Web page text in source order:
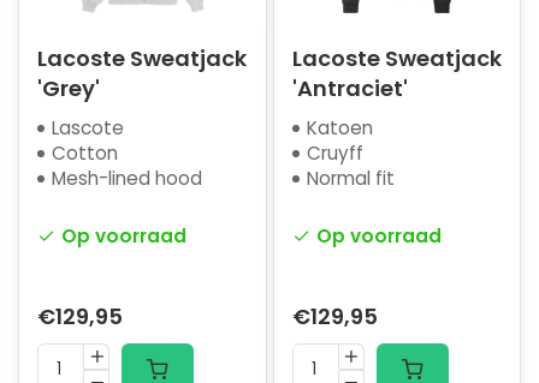
Lacoste Sweatjack
'Grey'
Lascote
Cotton
Mesh-lined hood
Op voorraad
€129,95
Lacoste Sweatjack
'Antraciet'
Katoen
Cruyff
Normal fit
Op voorraad
€129,95